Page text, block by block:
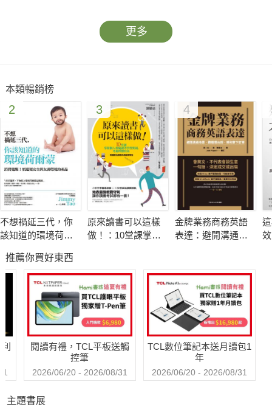
更多
本類暢銷榜
2
不想禍延三代，你
該知道的環境荷爾
選更安全與友善環
境的產品
3
原來讀書可以這樣
做！：10堂課掌握
系（附補教名師各
科亮點學習法）
4
金牌業務商務英語
表達：避開溝通地
QR Code線上音
檔）
推薦你買好東西
閱讀有禮，TCL平板送觸
控筆
2026/06/20 - 2026/08/31
TCL數位筆記本送月讀包1
年
2026/06/20 - 2026/08/31
主題書展